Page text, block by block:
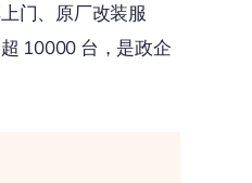
门、原厂改装服
10000 台，是政企